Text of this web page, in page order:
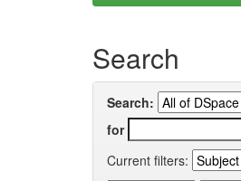
Search
Search:
for
Current filters: